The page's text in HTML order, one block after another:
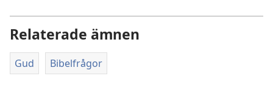
Relaterade ämnen
Gud Bibelfrågor